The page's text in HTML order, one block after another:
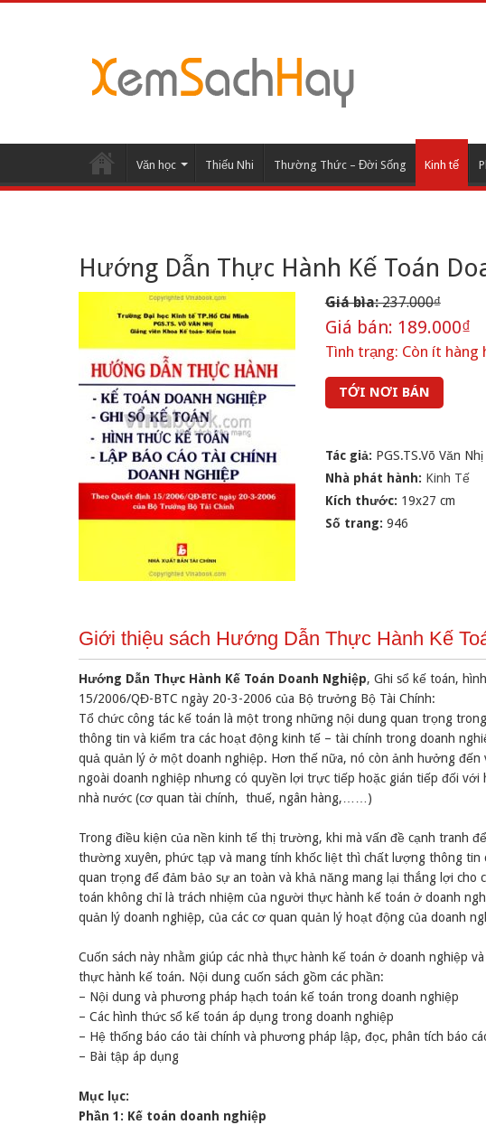
Văn học Thiếu Nhi Thường Thức – Đời Sống Kinh tế
Hướng Dẫn Thực Hành Kế Toán
Giá bìa:237.000₫
Giá bán: 189.000₫
Tình trạng: Còn ít hàng
TỚI NƠI BÁN
Tác giả: PGS.TS.Võ Văn Nhị
Nhà phát hành: Kinh Tế
Kích thước: 19x27 cm
Số trang: 946
Giới thiệu sách Hướng Dẫn Thực Hành Kế
Hướng Dẫn Thực Hành Kế Toán Doanh Nghiệp, Ghi sổ kế toán,
15/2006/QĐ-BTC ngày 20-3-2006 của Bộ trưởng Bộ Tài Chính:
Tổ chức công tác kế toán là một trong những nội dung quan trọng
thông tin và kiểm tra các hoạt động kinh tế – tài chính trong doanh
quả quản lý ở một doanh nghiệp. Hơn thế nữa, nó còn ảnh hưởng đến
ngoài doanh nghiệp nhưng có quyền lợi trực tiếp hoặc gián tiếp đối
nhà nước (cơ quan tài chính, thuế, ngân hàng,……)
Trong điều kiện của nền kinh tế thị trường, khi mà vấn đề cạnh tranh
thường xuyên, phức tạp và mang tính khốc liệt thì chất lượng thông
quan trọng để đảm bảo sự an toàn và khả năng mang lại thắng lợi
toán không chỉ là trách nhiệm của người thực hành kế toán ở doanh
quản lý doanh nghiệp, của các cơ quan quản lý hoạt động của doanh
Cuốn sách này nhằm giúp các nhà thực hành kế toán ở doanh nghiệp
thực hành kế toán. Nội dung cuốn sách gồm các phần:
– Nội dung và phương pháp hạch toán kế toán trong doanh nghiệp
– Các hình thức sổ kế toán áp dụng trong doanh nghiệp
– Hệ thống báo cáo tài chính và phương pháp lập, đọc, phân tích báo
– Bài tập áp dụng
Mục lục:
Phần 1: Kế toán doanh nghiệp